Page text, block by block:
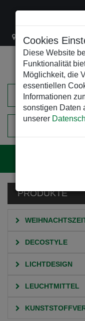
Cookies
Diese Website
Funktionalität
Möglichkeit, die
essentiellen
Informationen
sonstigen Daten
unserer
Lacknergasse 78
PRODUKTE
DECOSTYLE
LICHTDESIGN
LEUCHTMITTEL